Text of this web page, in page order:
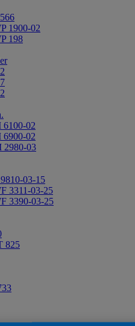
1900-02
198
02
02
03
03-15
3311-03-25
3390-03-25
825